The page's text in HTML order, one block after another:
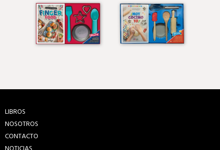
LIBROS
NOSOTROS
CONTACTO